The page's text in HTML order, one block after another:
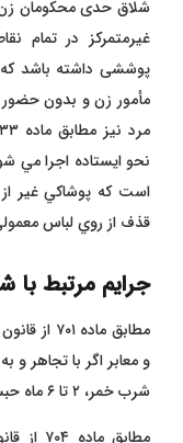
شلاق حدی محکومان زن
غیرمتمرکز در تمام
پوششی داشته باشد
مأمور زن و بدون
نحو ايستاده اجرا مي
است که پوشاکي غير
قذف از روي لباس
جرایم مرتبط با
مطابق
و معابر اگر با تجاهر
شرب خمر، ۲ تا ۶ ماه حبس تعزیری تعیین شده است.
مطابق